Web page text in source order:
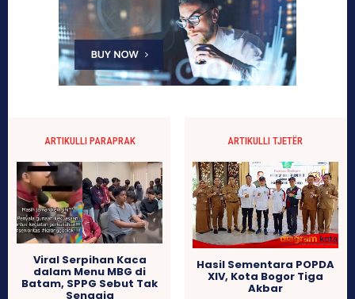
ARTIKULLI PARAPRAK
Viral Serpihan Kaca
dalam Menu MBG di
Batam, SPPG Sebut Tak
Sengaja
ARTIKULLI TJETËR
Hasil Sementara POPDA
XIV, Kota Bogor Tiga
Akbar